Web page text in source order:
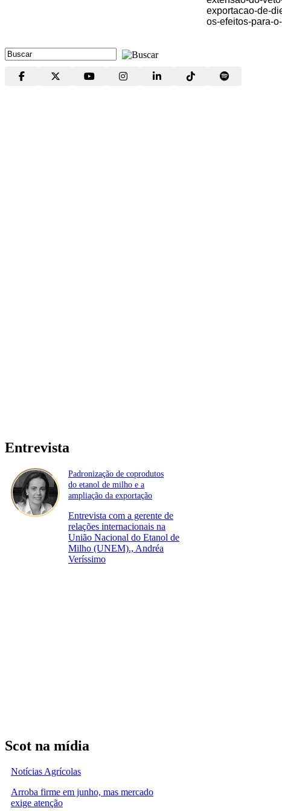
Entrevista
Padronização de coprodutos
do etanol de milho e a
ampliação da exportação
Entrevista com a gerente de
relações internacionais na
União Nacional do Etanol de
Milho (UNEM)., Andréa
Veríssimo
Scot na mídia
Notícias Agrícolas
Arroba firme em junho, mas mercado
exige atenção